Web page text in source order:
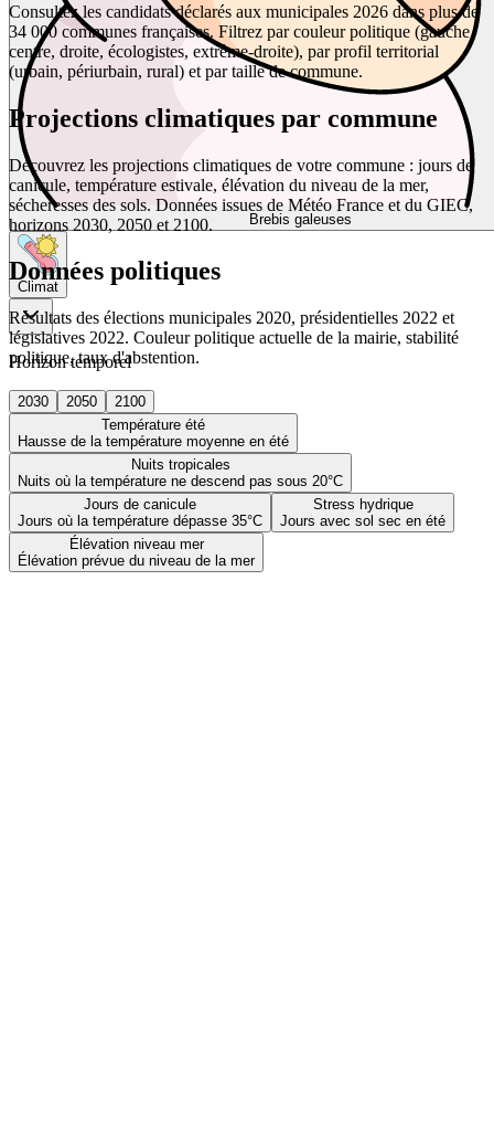
Brebis galeuses
Climat
Horizon temporel
2030 2050
2100
Température été
Hausse de la température moyenne en été
Nuits tropicales
Nuits où la température ne descend pas sous 20°C
Jours de canicule
Jours où la température dépasse 35°C
Stress hydrique
Jours avec sol sec en été
Élévation niveau mer
Élévation prévue du niveau de la mer
Consultez les candidats déclarés aux municipales 2026 dans plus de
34 000 communes françaises. Filtrez par couleur politique (gauche,
centre, droite, écologistes, extrême-droite), par profil territorial
(urbain, périurbain, rural) et par taille de commune.
Projections climatiques par commune
Découvrez les projections climatiques de votre commune : jours de
canicule, température estivale, élévation du niveau de la mer,
sécheresses des sols. Données issues de Météo France et du GIEC,
horizons 2030, 2050 et 2100.
Données politiques
Résultats des élections municipales 2020, présidentielles 2022 et
législatives 2022. Couleur politique actuelle de la mairie, stabilité
politique, taux d'abstention.